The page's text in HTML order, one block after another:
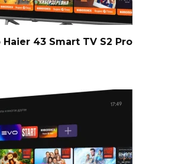
43 Smart TV S2 Pro